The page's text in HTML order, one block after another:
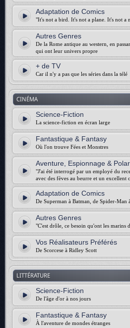
Adaptation de Comics
"It's not a bird. It's not a plane. It's not a
Autres Genres
De la Rome antique au western, en
qui ont leur univers propre
+ de TV
Car il n'y a pas que les séries dans la télé
CINÉMA
Science-Fiction
La science-fiction en écran large
Fantastique & Fantasy
Où l'on trouve Fées et Monstres
Aventure, Espionnage & Polar
"J'ai été interrogé par un employé du
avec des fèves au beurre et un excellent
Adaptation de Comics
De Superman à Batman, de Spider-Man
Autres Genres
"C'est drôle, ce besoin qu'ont les marins
Vos Réalisateurs Préférés
De Scorcese à Ridley Scott
LITTÉRATURE
Science-Fiction
De l'âge d'or à nos jours
Fantastique & Fantasy
À l'aventure de mondes étranges